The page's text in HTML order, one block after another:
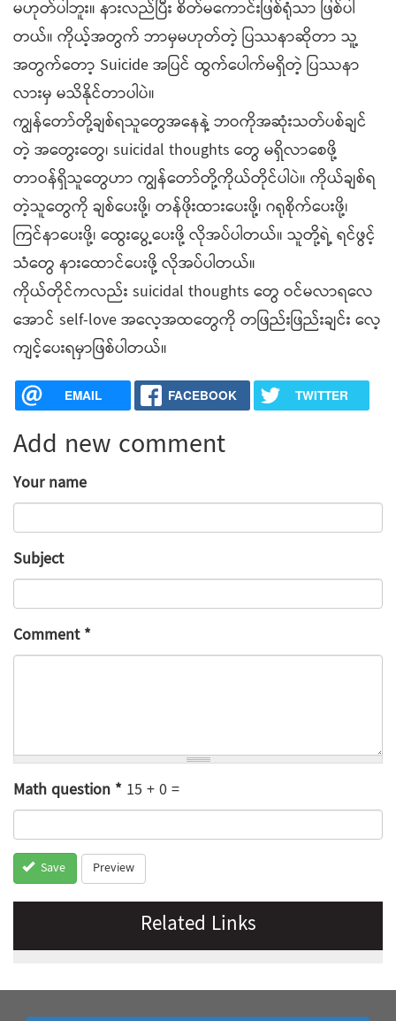
မဟုတ်ပါဘူး။ နားလည်ပြီး စိတ်မကောင်းဖြစ်ရုံသာ ဖြစ်ပါ
တယ်။ ကိုယ့်အတွက် ဘာမှမဟုတ်တဲ့ ပြဿနာဆိုတာ သူ့
အတွက်တော့ Suicide အပြင် ထွက်ပေါက်မရှိတဲ့ ပြဿနာ
လားမှ မသိနိုင်တာပါပဲ။
ကျွန်တော်တို့ချစ်ရသူတွေအနေနဲ့ ဘဝကိုအဆုံးသတ်ပစ်ချင်
တဲ့ အတွေးတွေ၊ suicidal thoughts တွေ မရှိလာစေဖို့
တာဝန်ရှိသူတွေဟာ ကျွန်တော်တို့ကိုယ်တိုင်ပါပဲ။ ကိုယ်ချစ်ရ
တဲ့သူတွေကို ချစ်ပေးဖို့၊ တန်ဖိုးထားပေးဖို့၊ ဂရုစိုက်ပေးဖို့၊
ကြင်နာပေးဖို့၊ ထွေးပွေ့ပေးဖို့ လိုအပ်ပါတယ်။ သူတို့ရဲ့ ရင်ဖွင့်
သံတွေ နားထောင်ပေးဖို့ လိုအပ်ပါတယ်။
ကိုယ်တိုင်ကလည်း suicidal thoughts တွေ ဝင်မလာရလေ
အောင် self-love အလေ့အထတွေကို တဖြည်းဖြည်းချင်း လေ့
ကျင့်ပေးရမှာဖြစ်ပါတယ်။
EMAIL FACEBOOK TWITTER
Add new comment
Your name
Subject
Comment*
Math question* 15 + 0 =
Save Preview
Related Links